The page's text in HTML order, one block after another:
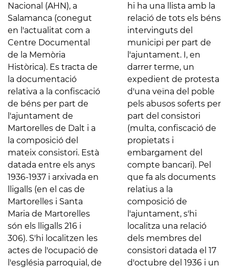
Nacional (AHN), a
Salamanca (conegut
en l'actualitat com a
Centre Documental
de la Memòria
Històrica). Es tracta de
la documentació
relativa a la confiscació
de béns per part de
l'ajuntament de
Martorelles de Dalt i a
la composició del
mateix consistori. Està
datada entre els anys
1936-1937 i arxivada en
lligalls (en el cas de
Martorelles i Santa
Maria de Martorelles
són els lligalls 216 i
306). S'hi localitzen les
actes de l'ocupació de
l'església parroquial, de
hi ha una llista amb la
relació de tots els béns
intervinguts del
municipi per part de
l'ajuntament. I, en
darrer terme, un
expedient de protesta
d'una veïna del poble
pels abusos soferts per
part del consistori
(multa, confiscació de
propietats i
embargament del
compte bancari). Pel
que fa als documents
relatius a la
composició de
l'ajuntament, s'hi
localitza una relació
dels membres del
consistori datada el 17
d'octubre del 1936 i un